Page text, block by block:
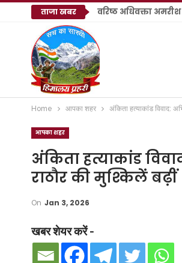
ताजा खबर
Home आपका शहर अंकिता हत्याकांड विवाद:
आपका शहर
अंकिता हत्याकांड
राठौर की मुश्किलें बढ़ीं
On Jan 3, 2026
खबर शेयर करें -